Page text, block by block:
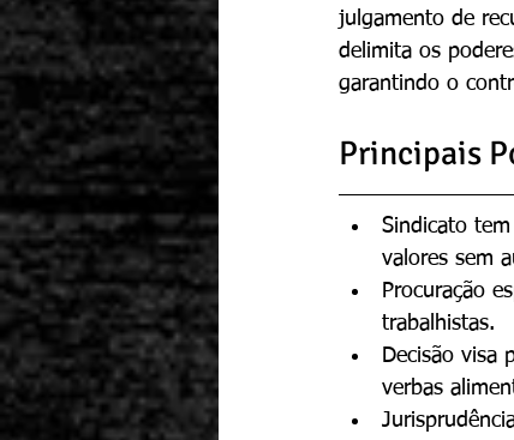
julgamento de
delimita os
garantindo o
Principais
Sindicato
valores sem
Procuração
trabalhistas.
Decisão visa
verbas